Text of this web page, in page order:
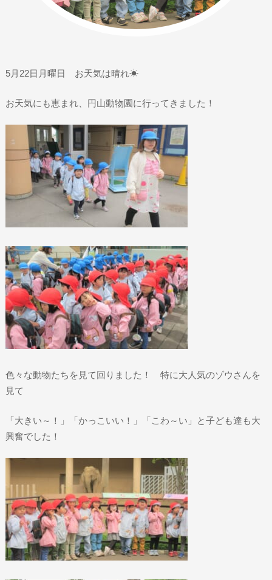
5月22日月曜日 お天気は晴れ☀
お天気にも恵まれ、円山動物園に行ってきました！
色々な動物たちを見て回りました！ 特に大人気のゾウさんを
見て
「大きい～！」「かっこいい！」「こわ～い」と子ども達も大
興奮でした！